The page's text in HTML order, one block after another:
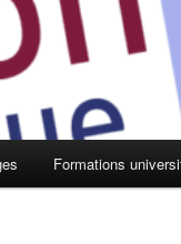
Formations